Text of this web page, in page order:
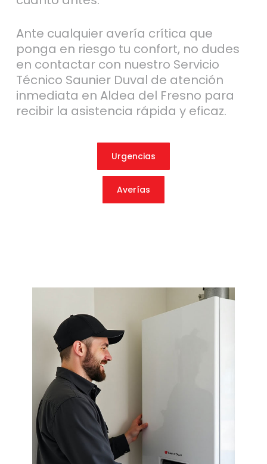
Ante cualquier avería crítica que
ponga en riesgo tu confort, no dudes
en contactar con nuestro Servicio
Técnico Saunier Duval de atención
inmediata en Aldea del Fresno para
recibir la asistencia rápida y eficaz.
Urgencias
Averías